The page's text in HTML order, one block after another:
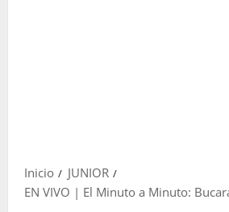
Inicio
JUNIOR
EN VIVO | El Minuto a Minuto: